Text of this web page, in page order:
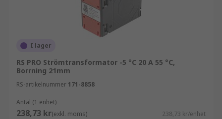
I lager
RS PRO Strömtransformator -5 °C 20 A 55 °C,
Borrning 21mm
RS-artikelnummer 171-8858
Antal (1 enhet)
238,73 kr(exkl. moms) 238,73 kr/enhet